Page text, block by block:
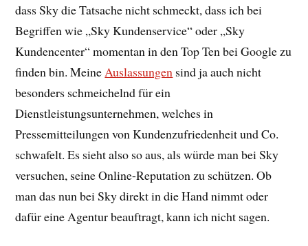
dass Sky die Tatsache nicht schmeckt, dass ich bei
Begriffen wie „Sky Kundenservice“ oder „Sky
Kundencenter“ momentan in den Top Ten bei Google zu
finden bin. MeineAuslassungen sind ja auch nicht
besonders schmeichelnd für ein
Dienstleistungsunternehmen, welches in
Pressemitteilungen von Kundenzufriedenheit und Co.
schwafelt. Es sieht also so aus, als würde man bei Sky
versuchen, seine Online-Reputation zu schützen. Ob
man das nun bei Sky direkt in die Hand nimmt oder
dafür eine Agentur beauftragt, kann ich nicht sagen.